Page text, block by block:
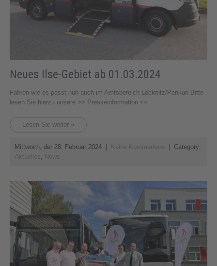
Neues Ilse-Gebiet ab 01.03.2024
Fahren wie es passt nun auch im Amtsbereich Löcknitz/Penkun Bitte
lesen Sie hierzu unsere >> Presseinformation <<
Lesen Sie weiter »
Mittwoch, der 28. Februar 2024 Keine Kommentare
| Category:
Aktuelles
News